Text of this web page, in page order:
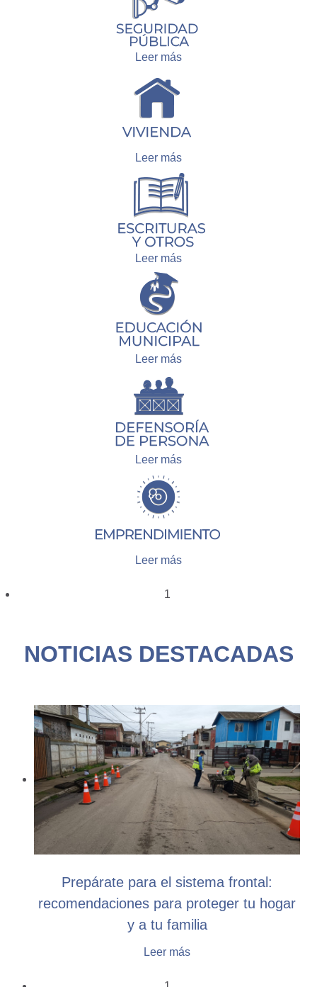
Leer más
Leer más
Leer más
Leer más
Leer más
Leer más
1
NOTICIAS DESTACADAS
Prepárate para el sistema frontal:
recomendaciones para proteger tu hogar
y a tu familia
Leer más